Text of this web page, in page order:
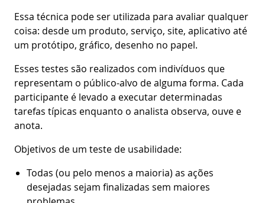
Essa técnica pode ser utilizada para avaliar qualquer
coisa: desde um produto, serviço, site, aplicativo até
um protótipo, gráfico, desenho no papel.
Esses testes são realizados com indivíduos que
representam o público-alvo de alguma forma. Cada
participante é levado a executar determinadas
tarefas típicas enquanto o analista observa, ouve e
anota.
Objetivos de um teste de usabilidade:
Todas (ou pelo menos a maioria) as ações
desejadas sejam finalizadas sem maiores